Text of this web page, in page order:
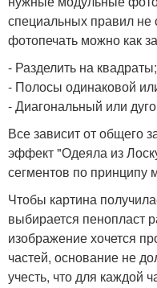
специальных правил не
фотопечать можно как
- Разделить на
- Полосы одинаковой
- Диагональный или
Все зависит от общего
эффект "Одеяла из
сегментов по принципу
Чтобы картина
выбирается пенопласт
изображение хочется
частей, основание не
учесть, что для каждой